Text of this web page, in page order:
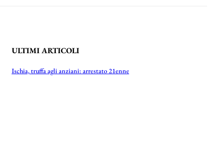
ULTIMI ARTICOLI
Ischia, truffa agli anziani: arrestato 21enne